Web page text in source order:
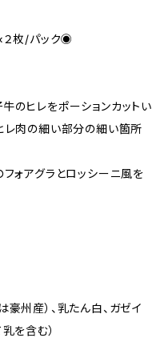
枚/パック◉
のヒレをポーションカットい
レ肉の細い部分の細い箇所
フォアグラとロッシーニ風を
州産）、乳たん白、ガゼイ
を含む）